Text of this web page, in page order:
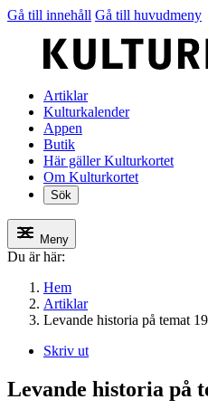
Gå till innehåll Gå till huvudmeny
Artiklar
Kulturkalender
Appen
Butik
Här gäller Kulturkortet
Om Kulturkortet
Sök
Meny
Du är här:
Hem
Artiklar
Levande historia på temat
Skriv ut
Levande historia på